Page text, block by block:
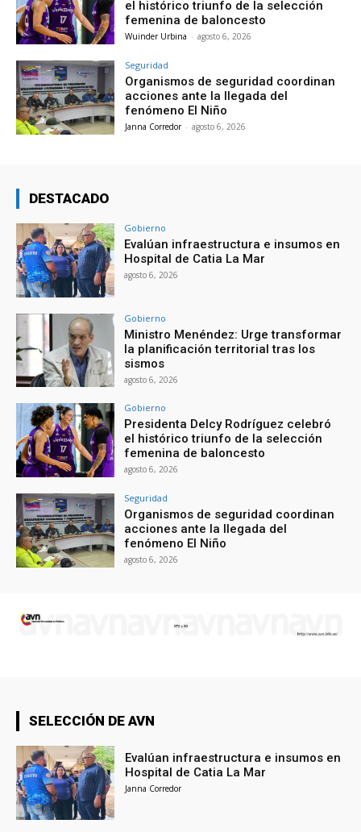
el histórico triunfo de la selección
femenina de baloncesto
Wuinder Urbina - agosto 6, 2026
Seguridad
Organismos de seguridad coordinan
acciones ante la llegada del
fenómeno El Niño
Janna Corredor - agosto 6, 2026
DESTACADO
Gobierno
Evalúan infraestructura e insumos en
Hospital de Catia La Mar
agosto 6, 2026
Gobierno
Ministro Menéndez: Urge transformar
la planificación territorial tras los
sismos
agosto 6, 2026
Gobierno
Presidenta Delcy Rodríguez celebró
el histórico triunfo de la selección
femenina de baloncesto
agosto 6, 2026
Seguridad
Organismos de seguridad coordinan
acciones ante la llegada del
fenómeno El Niño
agosto 6, 2026
SELECCIÓN DE AVN
Evalúan infraestructura e insumos en
Hospital de Catia La Mar
Janna Corredor